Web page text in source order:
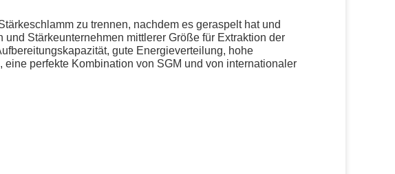
zu trennen, nachdem es geraspelt hat und
Stärkeunternehmen mittlerer Größe für Extraktion der
gute Energieverteilung, hohe
perfekte Kombination von SGM und von internationaler